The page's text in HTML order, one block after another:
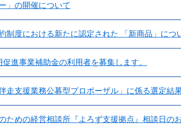
」の開催について
制度における新たに認定された 「新商品」につ
進事業補助金の利用者を募集します。
走支援業務公募型プロポーザル」に係る選定結
ための経営相談所『よろず支援拠点』相談日の